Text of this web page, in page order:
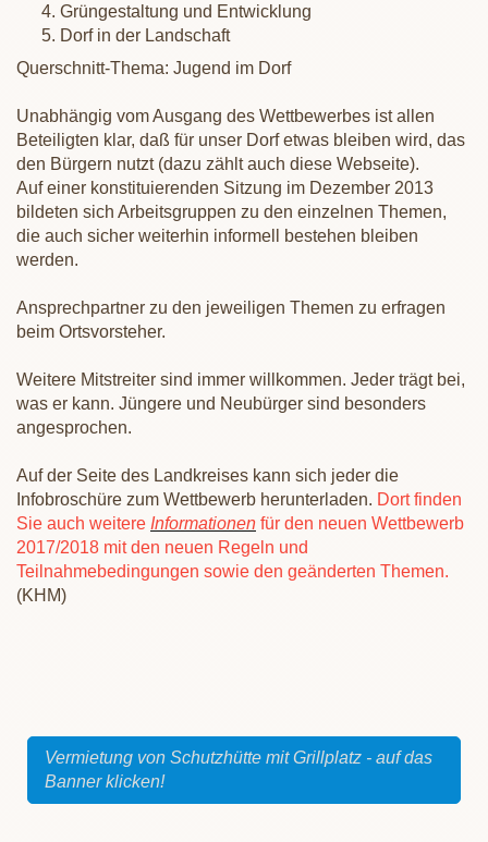
Grüngestaltung und Entwicklung
Dorf in der Landschaft
Querschnitt-Thema: Jugend im Dorf
Unabhängig vom Ausgang des Wettbewerbes ist allen
Beteiligten klar, daß für unser Dorf etwas bleiben wird, das
den Bürgern nutzt (dazu zählt auch diese Webseite).
Auf einer konstituierenden Sitzung im Dezember 2013
bildeten sich Arbeitsgruppen zu den einzelnen Themen,
die auch sicher weiterhin informell bestehen bleiben
werden.
Ansprechpartner zu den jeweiligen Themen zu erfragen
beim Ortsvorsteher.
Weitere Mitstreiter sind immer willkommen. Jeder trägt bei,
was er kann. Jüngere und Neubürger sind besonders
angesprochen.
Auf der Seite des Landkreises kann sich jeder die
Infobroschüre zum Wettbewerb herunterladen. Dort finden
Sie auch weitere Informationen für den neuen Wettbewerb
2017/2018 mit den neuen Regeln und
Teilnahmebedingungen sowie den geänderten Themen.
(KHM)
Vermietung von Schutzhütte mit Grillplatz - auf das
Banner klicken!